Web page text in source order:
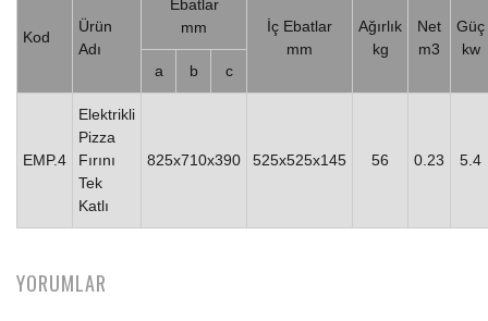
Kod
Ürün
Adı
Ebatlar
mm
İç Ebatlar
mm
Ağırlık
kg
Net
m3
Güç
kw
a
b c
EMP.4
Elektrikli
Pizza
Fırını
Tek
Katlı
825x710x390 525x525x145 56 0.23 5.4
YORUMLAR